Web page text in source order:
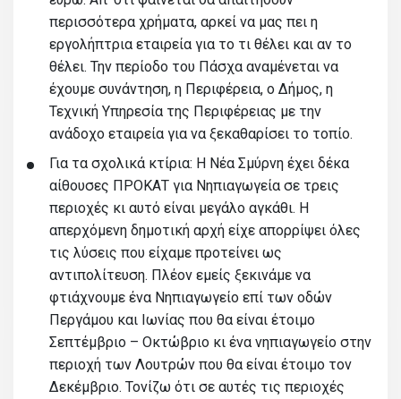
περισσότερα χρήματα, αρκεί να μας πει η
εργολήπτρια εταιρεία για το τι θέλει και αν το
θέλει. Την περίοδο του Πάσχα αναμένεται να
έχουμε συνάντηση, η Περιφέρεια, ο Δήμος, η
Τεχνική Υπηρεσία της Περιφέρειας με την
ανάδοχο εταιρεία για να ξεκαθαρίσει το τοπίο.
Για τα σχολικά κτίρια: Η Νέα Σμύρνη έχει δέκα
αίθουσες ΠΡΟΚΑΤ για Νηπιαγωγεία σε τρεις
περιοχές κι αυτό είναι μεγάλο αγκάθι. Η
απερχόμενη δημοτική αρχή είχε απορρίψει όλες
τις λύσεις που είχαμε προτείνει ως
αντιπολίτευση. Πλέον εμείς ξεκινάμε να
φτιάχνουμε ένα Νηπιαγωγείο επί των οδών
Περγάμου και Ιωνίας που θα είναι έτοιμο
Σεπτέμβριο – Οκτώβριο κι ένα νηπιαγωγείο στην
περιοχή των Λουτρών που θα είναι έτοιμο τον
Δεκέμβριο. Τονίζω ότι σε αυτές τις περιοχές